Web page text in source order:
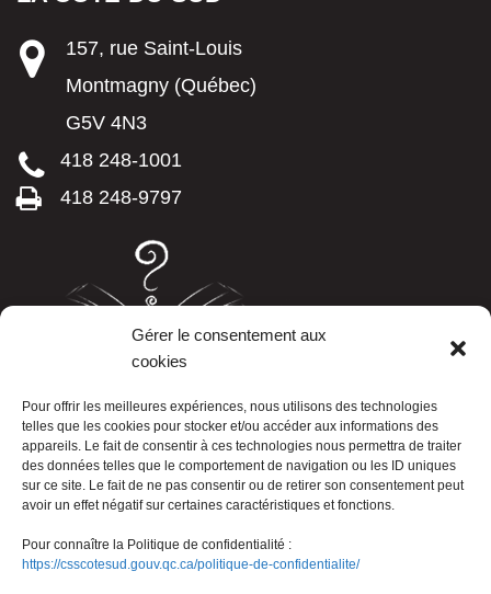
Gérer le consentement aux
cookies
Pour offrir les meilleures expériences, nous utilisons des technologies
telles que les cookies pour stocker et/ou accéder aux informations des
appareils. Le fait de consentir à ces technologies nous permettra de traiter
des données telles que le comportement de navigation ou les ID uniques
sur ce site. Le fait de ne pas consentir ou de retirer son consentement peut
avoir un effet négatif sur certaines caractéristiques et fonctions.
Pour connaître la Politique de confidentialité :
https://csscotesud.gouv.qc.ca/politique-de-confidentialite/
157, rue Saint-Louis
Montmagny (Québec)
G5V 4N3
418 248-1001
418 248-9797
LISTE TÉLÉPHONIQUE
Nous joindre